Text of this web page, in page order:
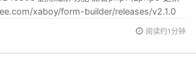
xaboy/form-builder/releases/v2.1.0
阅读约1分钟